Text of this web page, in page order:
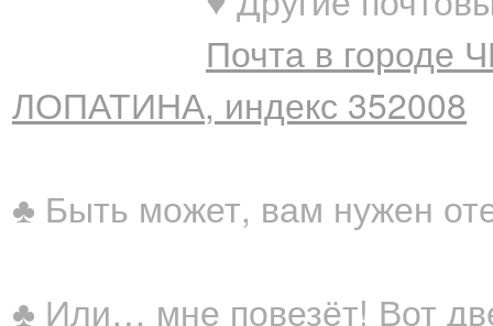
Почта в городе
ЛОПАТИНА, индекс 352008
♣ Быть может, вам нужен
♣ Или… мне повезёт! Вот